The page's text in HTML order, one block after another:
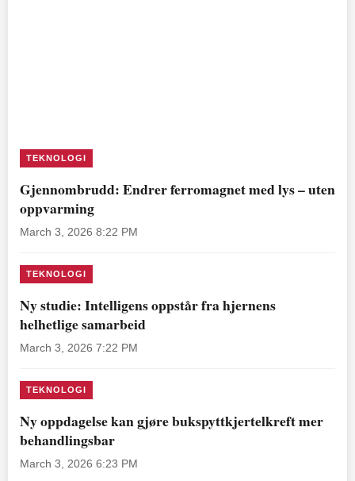
TEKNOLOGI
Gjennombrudd: Endrer ferromagnet med lys – uten
oppvarming
March 3, 2026 8:22 PM
TEKNOLOGI
Ny studie: Intelligens oppstår fra hjernens
helhetlige samarbeid
March 3, 2026 7:22 PM
TEKNOLOGI
Ny oppdagelse kan gjøre bukspyttkjertelkreft mer
behandlingsbar
March 3, 2026 6:23 PM